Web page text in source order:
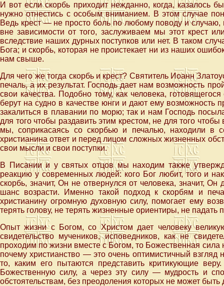
И вот если скорбь приходит нежданно, когда, казалось
нужно отнестись с особым вниманием. В этом случае
Ведь крест — не просто боль по любому поводу и
вне зависимости от того, заслуживаем мы этот крест
вследствие наших дурных поступков или нет. В таком
Бога; и скорбь, которая не проистекает ни из наших
нам свыше.
Для чего же тогда скорбь и крест? Святитель Иоанн
печаль, а их результат. Господь дает нам возможность
свои качества. Подобно тому, как человека,
берут на судно в качестве юнги и дают ему
закалиться в плавании по морю; так и нам Господь
для того чтобы раздавить этим крестом, не для того
мы, соприкасаясь со скорбью и печалью, находили в
христианина ответ и перед лицом сложных жизненных
свои мысли и свои поступки.
В Писании и у святых отцов мы находим также
реакцию у современных людей: кого Бог любит, того и
скорбь, значит, Он не отвернулся от человека, значит,
шанс возрасти. Именно такой подход к скорбям и
христианину огромную духовную силу, помогает ему
терять голову, не терять жизненные ориентиры, не падать
Опыт жизни с Богом, со Христом дает человеку
свидетельство мучеников, исповедников, как не
проходим по жизни вместе с Богом, то Божественная сила
почему христианство — это очень оптимистичный
то, каким его пытаются представить критикующие
Божественную силу, а через эту силу — мудрость и
обстоятельствам, без преодоления которых не может быть